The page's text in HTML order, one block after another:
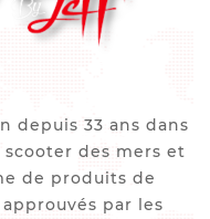
depuis 33 ans dans
des mers et
de produits de
par les